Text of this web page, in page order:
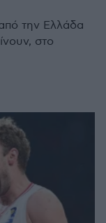
την Ελλάδα
στο